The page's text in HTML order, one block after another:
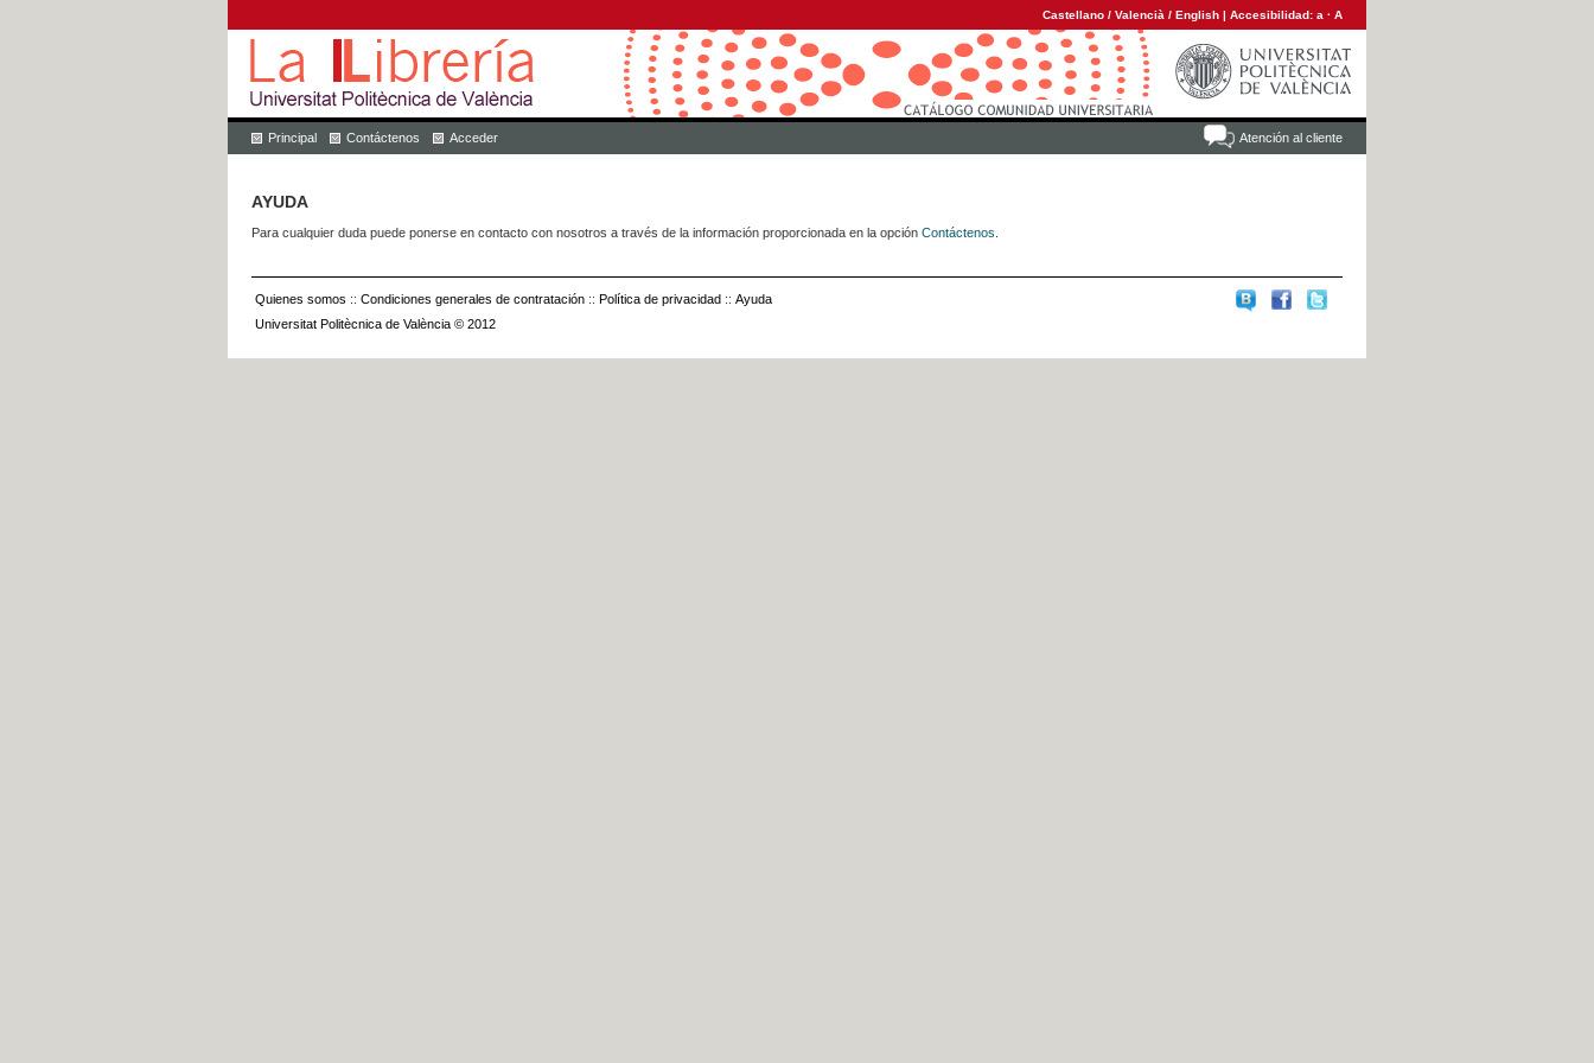
Castellano / Valencià / English | Accesibilidad: a · A
Atención al cliente
Principal Contáctenos Acceder
AYUDA
Para cualquier duda puede ponerse en contacto con nosotros a través de la información proporcionada en la opción Contáctenos
Quienes somos :: Condiciones generales de contratación :: Política de privacidad :: Ayuda
Universitat Politècnica de València © 2012